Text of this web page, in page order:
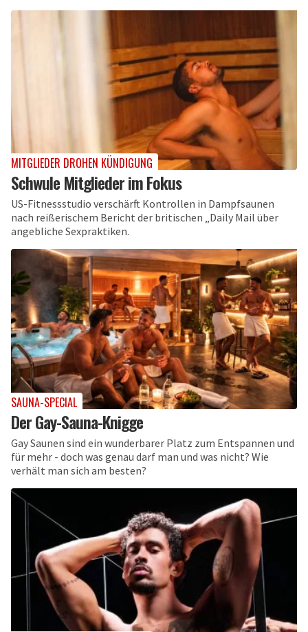
MITGLIEDER DROHEN KÜNDIGUNG
Schwule Mitglieder im Fokus
US-Fitnessstudio verschärft Kontrollen in Dampfsaunen
nach reißerischem Bericht der britischen „Daily Mail über
angebliche Sexpraktiken.
SAUNA-SPECIAL
Der Gay-Sauna-Knigge
Gay Saunen sind ein wunderbarer Platz zum Entspannen und
für mehr - doch was genau darf man und was nicht? Wie
verhält man sich am besten?